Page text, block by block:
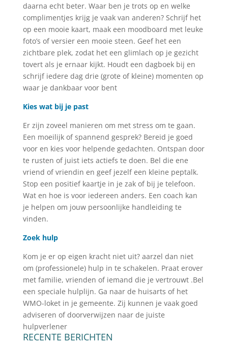
daarna echt beter. Waar ben je trots op en welke
complimentjes krijg je vaak van anderen? Schrijf het
op een mooie kaart, maak een moodboard met leuke
foto’s of versier een mooie steen. Geef het een
zichtbare plek, zodat het een glimlach op je gezicht
tovert als je ernaar kijkt. Houdt een dagboek bij en
schrijf iedere dag drie (grote of kleine) momenten op
waar je dankbaar voor bent
Kies wat bij je past
Er zijn zoveel manieren om met stress om te gaan.
Een moeilijk of spannend gesprek? Bereid je goed
voor en kies voor helpende gedachten. Ontspan door
te rusten of juist iets actiefs te doen. Bel die ene
vriend of vriendin en geef jezelf een kleine peptalk.
Stop een positief kaartje in je zak of bij je telefoon.
Wat en hoe is voor iedereen anders. Een coach kan
je helpen om jouw persoonlijke handleiding te
vinden.
Zoek hulp
Kom je er op eigen kracht niet uit? aarzel dan niet
om (professionele) hulp in te schakelen. Praat erover
met familie, vrienden of iemand die je vertrouwt .Bel
een speciale hulplijn. Ga naar de huisarts of het
WMO-loket in je gemeente. Zij kunnen je vaak goed
adviseren of doorverwijzen naar de juiste
hulpverlener
RECENTE BERICHTEN